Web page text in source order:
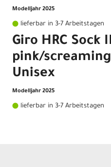
Modelljahr 2025
lieferbar in 3-7 Arbeitstagen
Giro HRC Sock
pink/
Unisex
Modelljahr 2025
lieferbar in 3-7 Arbeitstagen